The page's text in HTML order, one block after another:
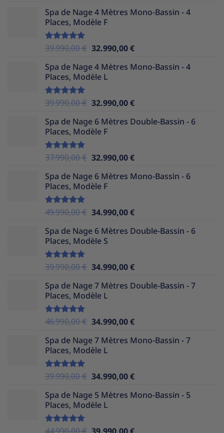
initial
était :
actuel
Spa de Nage 4 Mètres Mono-Bassin - 4
Places, Modèle F
Note5.00
39.990,00€ Le
initial
était :
32.990,00€Le
actuel
Spa de Nage 4 Mètres Mono-Bassin - 4
Places, Modèle L
Note5.00
39.990,00€ Le
initial
était :
32.990,00€Le
actuel
Spa de Nage 6 Mètres Double-Bassin - 6
Places, Modèle F
Note5.00
37.990,00€ Le
initial
était :
32.990,00€Le
actuel
Spa de Nage 6 Mètres Mono-Bassin - 6
Places, Modèle F
Note5.00
49.990,00€ Le
initial
était :
34.990,00€Le
actuel
Spa de Nage 6 Mètres Double-Bassin - 6
Places, Modèle S
Note5.00
39.990,00€ Le
initial
était :
34.990,00€Le
actuel
Spa de Nage 7 Mètres Double-Bassin - 7
Places, Modèle L
Note5.00
46.990,00€ Le
initial
était :
34.990,00€Le
actuel
Spa de Nage 7 Mètres Mono-Bassin - 7
Places, Modèle L
Note5.00
39.990,00€ Le
initial
était :
34.990,00€Le
actuel
Spa de Nage 5 Mètres Mono-Bassin - 5
Places, Modèle L
Note5.00 Le Le